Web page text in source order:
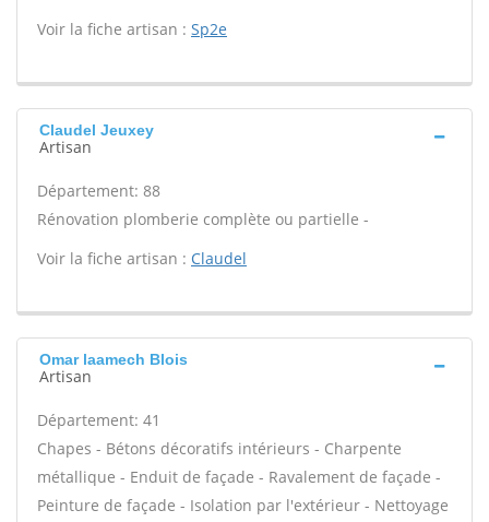
Voir la fiche artisan : Sp2e
Claudel Jeuxey
Artisan
Département: 88
Rénovation plomberie complète ou partielle -
Voir la fiche artisan : Claudel
Omar laamech Blois
Artisan
Département: 41
Chapes - Bétons décoratifs intérieurs - Charpente
métallique - Enduit de façade - Ravalement de façade -
Peinture de façade - Isolation par l'extérieur - Nettoyage